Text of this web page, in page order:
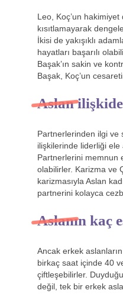
Leo, Koç’un
kısıtlamayarak
İkisi de yakışıklı
hayatları başarılı
Başak’ın sakin ve
Başak, Koç’un
Aslan ilişkide
Partnerlerinden ilgi ve
ilişkilerinde liderliği ele
Partnerlerini memnun
olabilirler. Karizma ve
karizmasıyla Aslan
partnerini kolayca
Aslanın kaç
Ancak erkek
birkaç saat içinde 40
çiftleşebilirler.
değil, tek bir erkek